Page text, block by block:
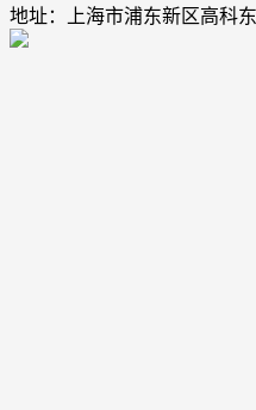
地址：上海市浦东新区高科